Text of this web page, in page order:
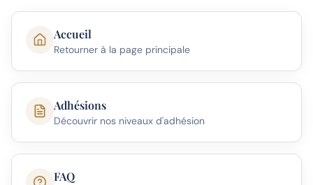
Accueil
Retourner à la page principale
Adhésions
Découvrir nos niveaux d'adhésion
FAQ